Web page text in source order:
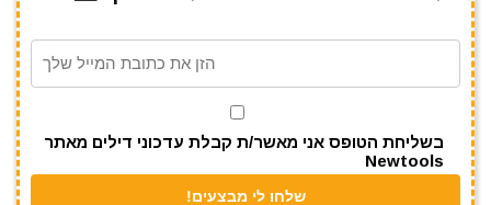
o
p
m
בשליחת הטופס אני מאשר/ת קבלת עדכוני דילים מאתר
Newtools